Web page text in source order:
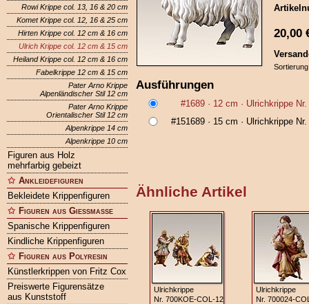
Rowi Krippe col. 13, 16 & 20 cm
Komet Krippe col. 12, 16 & 25 cm
Hirten Krippe col. 12 cm & 16 cm
Ulrich Krippe col. 12 cm & 15 cm
Heiland Krippe col. 12 cm & 16 cm
Fabelkrippe 12 cm & 15 cm
Pater Arno Krippe
Alpenländischer Stil 12 cm
Pater Arno Krippe
Orientalischer Stil 12 cm
Alpenkrippe 14 cm
Alpenkrippe 10 cm
Figuren aus Holz
mehrfarbig gebeizt
Ankleidefiguren
Bekleidete Krippenfiguren
Figuren aus Gießmasse
Spanische Krippenfiguren
Kindliche Krippenfiguren
Figuren aus Polyresin
Künstlerkrippen von Fritz Cox
Preiswerte Figurensätze
aus Kunststoff
20,00
Ausführungen
#1689 · 12 cm · Ulrichkrippe Nr.
#151689 · 15 cm · Ulrichkrippe Nr.
Ähnliche Artikel
Ulrichkrippe
Nr. 700KOE‑COL‑12
Ulrichkrippe
Nr.